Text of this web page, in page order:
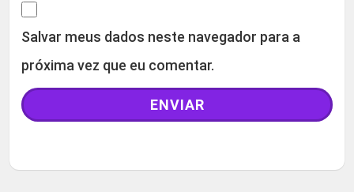
Salvar meus dados neste navegador para a
próxima vez que eu comentar.